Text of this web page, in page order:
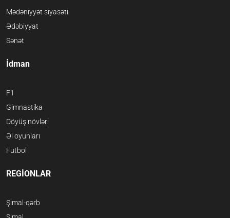
Mədəniyyət siyasəti
Ədəbiyyat
Sənət
İdman
F1
Gimnastika
Döyüş növləri
Əl oyunları
Futbol
REGİONLAR
Şimal-qərb